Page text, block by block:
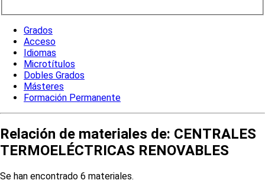
Grados
Acceso
Idiomas
Microtítulos
Dobles Grados
Másteres
Formación Permanente
Relación de materiales de: CENTRALES
TERMOELÉCTRICAS RENOVABLES
Se han encontrado 6 materiales.